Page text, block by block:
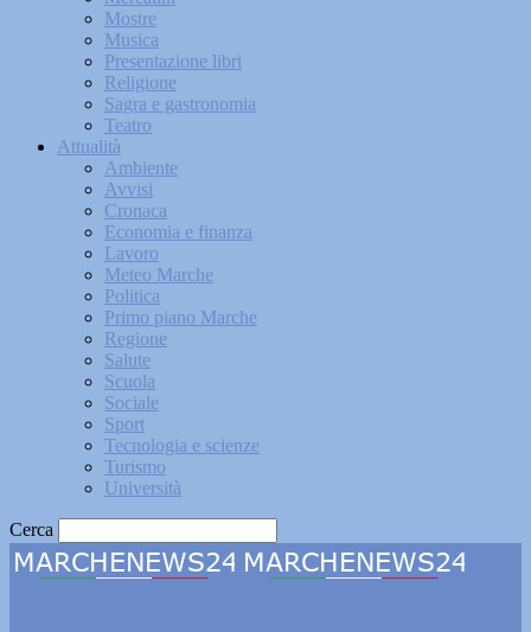
Mostre
Musica
Presentazione libri
Religione
Sagra e gastronomia
Teatro
Attualità
Ambiente
Avvisi
Cronaca
Economia e finanza
Lavoro
Meteo Marche
Politica
Primo piano Marche
Regione
Salute
Scuola
Sociale
Sport
Tecnologia e scienze
Turismo
Università
Cerca